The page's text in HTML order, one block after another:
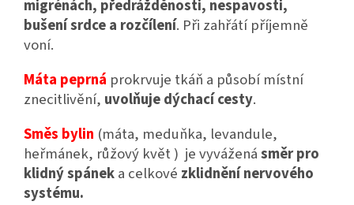
migrénách, předrážděnosti, nespavosti,
bušení srdce a rozčílení. Při zahřátí příjemně
voní.
Máta peprná prokrvuje tkáň a působí místní
znecitlivění, uvolňuje dýchací cesty.
Směs bylin (máta, meduňka, levandule,
heřmánek, růžový květ ) je vyváženásměr pro
klidný spáneka celkové zklidnění nervového
systému.